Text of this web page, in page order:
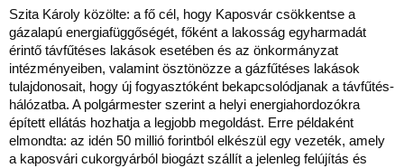
Szita Károly közölte: a fő cél, hogy Kaposvár csökkentse a
gázalapú energiafüggőségét, főként a lakosság egyharmadát
érintő távfűtéses lakások esetében és az önkormányzat
intézményeiben, valamint ösztönözze a gázfűtéses lakások
tulajdonosait, hogy új fogyasztóként bekapcsolódjanak a távfűtés-
hálózatba. A polgármester szerint a helyi energiahordozókra
épített ellátás hozhatja a legjobb megoldást. Erre példaként
elmondta: az idén 50 millió forintból elkészül egy vezeték, amely
a kaposvári cukorgyárból biogázt szállít a jelenleg felújítás és